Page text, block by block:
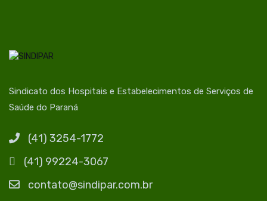
Sindicato dos Hospitais e Estabelecimentos de Serviços de
Saúde do Paraná
(41) 3254-1772
(41) 99224-3067
contato@sindipar.com.br